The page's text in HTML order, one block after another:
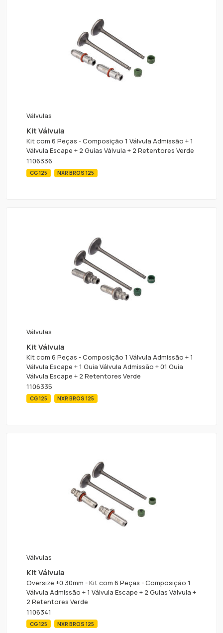
Válvulas
Kit Válvula
Kit com 6 Peças - Composição 1 Válvula Admissão + 1
Válvula Escape + 2 Guias Válvula + 2 Retentores Verde
1106336
CG 125 NXR BROS 125
Válvulas
Kit Válvula
Kit com 6 Peças - Composição 1 Válvula Admissão + 1
Válvula Escape + 1 Guia Válvula Admissão + 01 Guia
Válvula Escape + 2 Retentores Verde
1106335
CG 125 NXR BROS 125
Válvulas
Kit Válvula
Oversize +0.30mm - Kit com 6 Peças - Composição 1
Válvula Admissão + 1 Válvula Escape + 2 Guias Válvula +
2 Retentores Verde
1106341
CG 125 NXR BROS 125